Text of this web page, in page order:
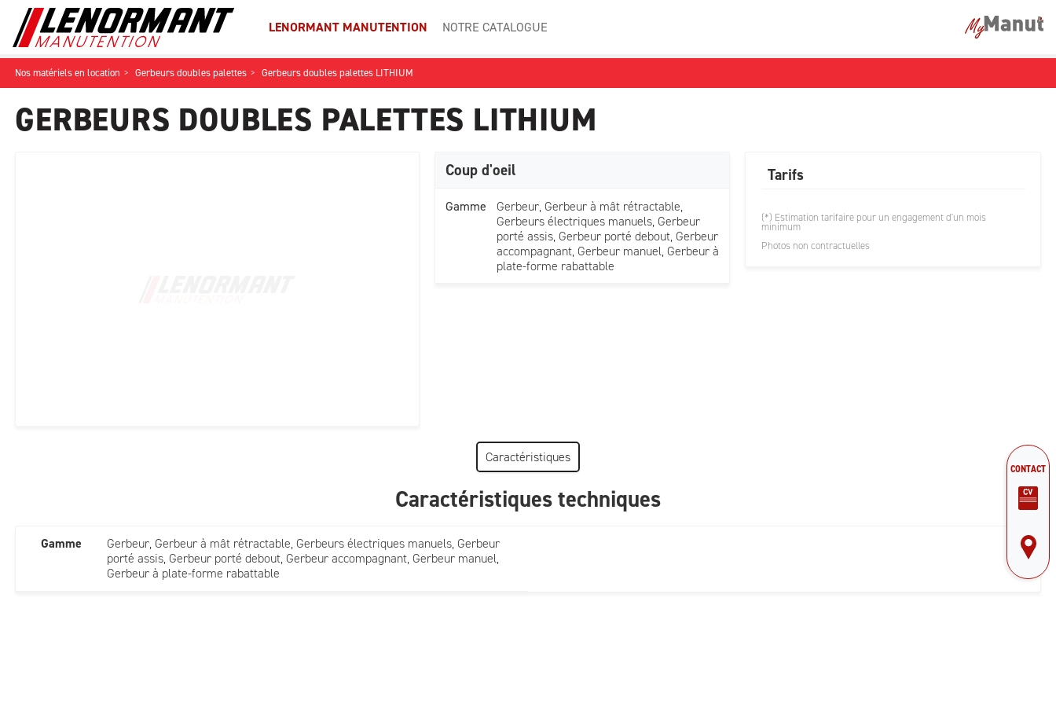
LENORMANT MANUTENTION NOTRE CATALOGUE
Nos matériels en location Gerbeurs doubles palettes Gerbeurs doubles palettes LITHIUM
GERBEURS DOUBLES PALETTES LITHIUM
Caractéristiques
Coup d'oeil
Gamme
Gerbeur, Gerbeur à mât rétractable,
Gerbeurs électriques manuels, Gerbeur
porté assis, Gerbeur porté debout, Gerbeur
accompagnant, Gerbeur manuel, Gerbeur à
plate-forme rabattable
Tarifs
(*) Estimation tarifaire pour un engagement d'un mois
minimum
Photos non contractuelles
Caractéristiques techniques
Gamme
Gerbeur, Gerbeur à mât rétractable, Gerbeurs électriques manuels, Gerbeur
porté assis, Gerbeur porté debout, Gerbeur accompagnant, Gerbeur manuel,
Gerbeur à plate-forme rabattable
CONTACT